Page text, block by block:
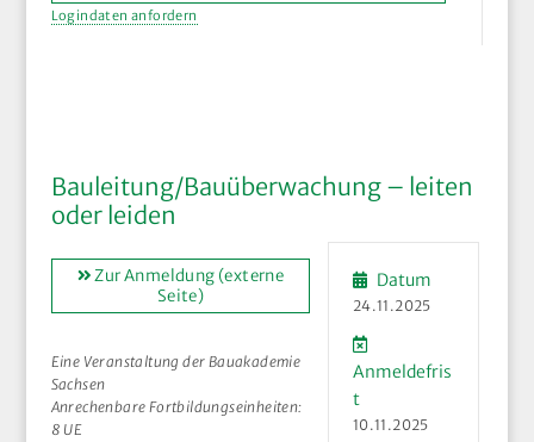
Logindaten anfordern
Bauleitung/Bauüberwachung – leiten
oder leiden
Zur Anmeldung (externe
Seite)
Eine Veranstaltung der Bauakademie
Sachsen
Anrechenbare Fortbildungseinheiten:
8 UE
Datum
24.11.2025
Anmeldefris
t
10.11.2025